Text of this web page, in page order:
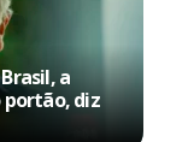
a
diz